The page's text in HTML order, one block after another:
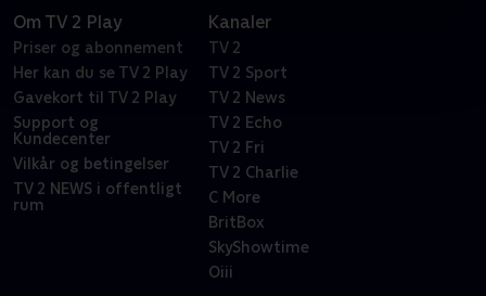
Om TV 2 Play
Priser og abonnement
Her kan du se TV 2 Play
Gavekort til TV 2 Play
Support og
Kundecenter
Vilkår og betingelser
TV 2 NEWS i offentligt
rum
Kanaler
TV 2
TV 2 Sport
TV 2 News
TV 2 Echo
TV 2 Fri
TV 2 Charlie
C More
BritBox
SkyShowtime
Oiii